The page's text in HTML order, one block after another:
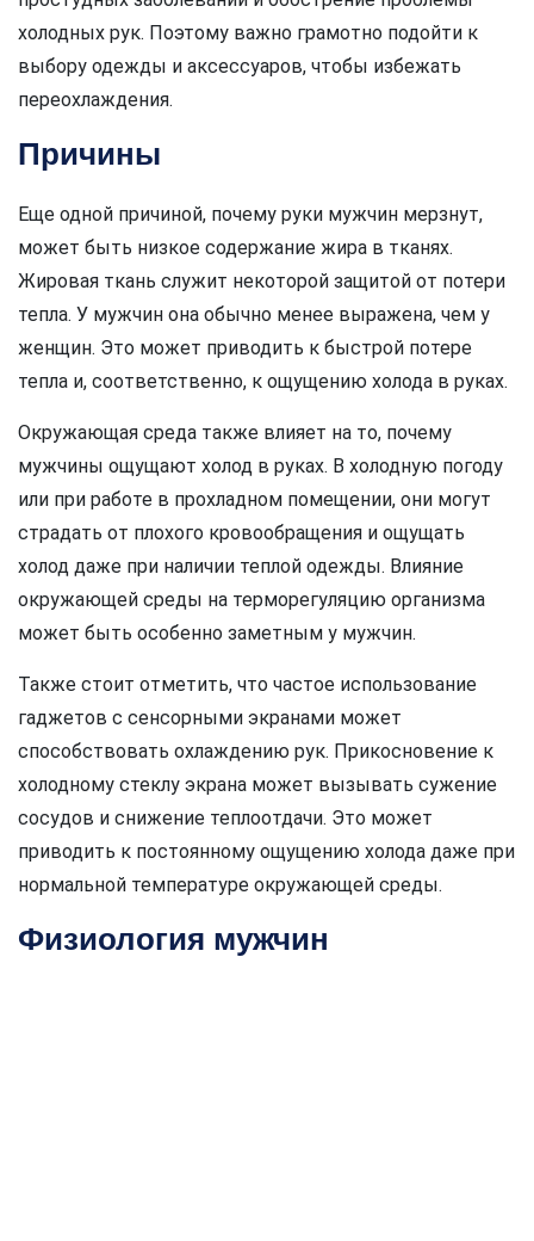
холодных рук. Поэтому важно грамотно подойти к
выбору одежды и аксессуаров, чтобы избежать
переохлаждения.
Причины
Еще одной причиной, почему руки мужчин мерзнут,
может быть низкое содержание жира в тканях.
Жировая ткань служит некоторой защитой от потери
тепла. У мужчин она обычно менее выражена, чем у
женщин. Это может приводить к быстрой потере
тепла и, соответственно, к ощущению холода в руках.
Окружающая среда также влияет на то, почему
мужчины ощущают холод в руках. В холодную погоду
или при работе в прохладном помещении, они могут
страдать от плохого кровообращения и ощущать
холод даже при наличии теплой одежды. Влияние
окружающей среды на терморегуляцию организма
может быть особенно заметным у мужчин.
Также стоит отметить, что частое использование
гаджетов с сенсорными экранами может
способствовать охлаждению рук. Прикосновение к
холодному стеклу экрана может вызывать сужение
сосудов и снижение теплоотдачи. Это может
приводить к постоянному ощущению холода даже при
нормальной температуре окружающей среды.
Физиология мужчин